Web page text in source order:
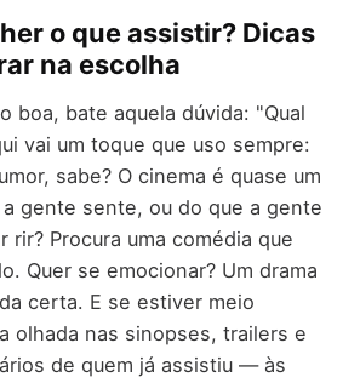
o que assistir? Dicas
na escolha
boa, bate aquela dúvida: "Qual
vai um toque que uso sempre:
sabe? O cinema é quase um
gente sente, ou do que a gente
rir? Procura uma comédia que
Quer se emocionar? Um drama
certa. E se estiver meio
olhada nas sinopses, trailers e
de quem já assistiu — às